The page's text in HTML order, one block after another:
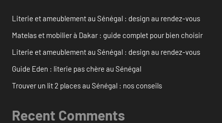
Literie et ameublement au Sénégal : design au rendez-vous
Matelas et mobilier à Dakar : guide complet pour bien choisir
Literie et ameublement au Sénégal : design au rendez-vous
Guide Eden : literie pas chère au Sénégal
Trouver un lit 2 places au Sénégal : nos conseils
Recent Comments